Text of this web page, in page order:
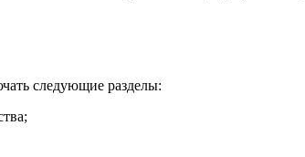
следующие разделы: